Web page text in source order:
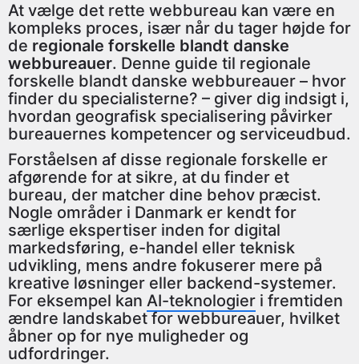
At vælge det rette webbureau kan være en
kompleks proces, især når du tager højde for
de regionale forskelle blandt danske
webbureauer. Denne guide til regionale
forskelle blandt danske webbureauer – hvor
finder du specialisterne? – giver dig indsigt i,
hvordan geografisk specialisering påvirker
bureauernes kompetencer og serviceudbud.
Forståelsen af disse regionale forskelle er
afgørende for at sikre, at du finder et
bureau, der matcher dine behov præcist.
Nogle områder i Danmark er kendt for
særlige ekspertiser inden for digital
markedsføring, e-handel eller teknisk
udvikling, mens andre fokuserer mere på
kreative løsninger eller backend-systemer.
For eksempel kan AI-teknologier i fremtiden
ændre landskabet for webbureauer, hvilket
åbner op for nye muligheder og
udfordringer.